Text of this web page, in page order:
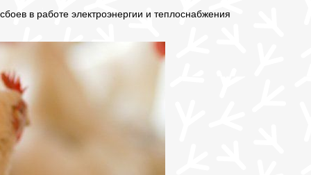
в работе электроэнергии и теплоснабжения